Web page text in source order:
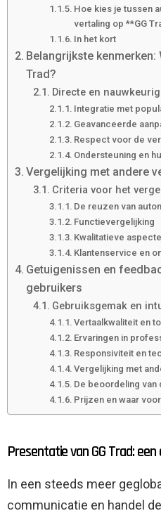
Hoe kies je tussen
vertaling op **GG
In het kort
Belangrijkste kenmerken:
Trad?
Directe en
Integratie met
Geavanceerde
Respect voor de
Ondersteuning en
Vergelijking met andere
Criteria voor het
De reuzen van
Functievergelijking
Kwalitatieve
Klantenservice en
Getuigenissen en
gebruikers
Gebruiksgemak en
Vertaalkwaliteit en
Ervaringen in
Responsiviteit en
Vergelijking met
De beoordeling
Prijzen en waar
Presentatie van GG Trad:
In een steeds meer
communicatie en handel